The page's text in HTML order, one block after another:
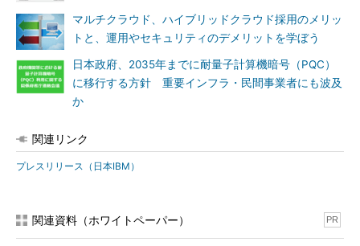
マルチクラウド、ハイブリッドクラウド採用のメリッ
トと、運用やセキュリティのデメリットを学ぼう
日本政府、2035年までに耐量子計算機暗号（PQC）
に移行する方針 重要インフラ・民間事業者にも波及
か
関連リンク
プレスリリース（日本IBM）
関連資料（ホワイトペーパー） PR